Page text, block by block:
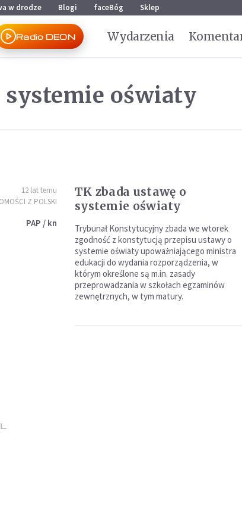
w drodze Blogi faceBóg Sklep
Radio DEON Wydarzenia
systemie oświaty
12 lat temu
Z POLSKI
PAP / kn
TK zbada ustawę o
systemie oświaty
Trybunał Konstytucyjny zbada we wtorek
zgodność z konstytucją przepisu ustawy o
systemie oświaty upoważniającego ministra
edukacji do wydania rozporządzenia, w
którym określone są m.in. zasady
przeprowadzania w szkołach egzaminów
zewnętrznych, w tym matury.